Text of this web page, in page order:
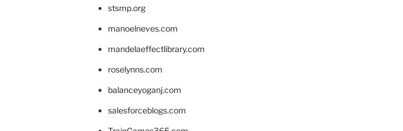
stsmp.org
manoelneves.com
mandelaeffectlibrary.com
roselynns.com
balanceyoganj.com
salesforceblogs.com